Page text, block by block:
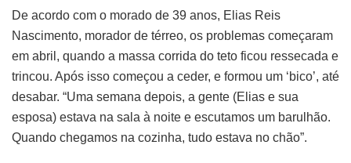
De acordo com o morado de 39 anos, Elias Reis
Nascimento, morador de térreo, os problemas começaram
em abril, quando a massa corrida do teto ficou ressecada e
trincou. Após isso começou a ceder, e formou um ‘bico’, até
desabar. “Uma semana depois, a gente (Elias e sua
esposa) estava na sala à noite e escutamos um barulhão.
Quando chegamos na cozinha, tudo estava no chão”.